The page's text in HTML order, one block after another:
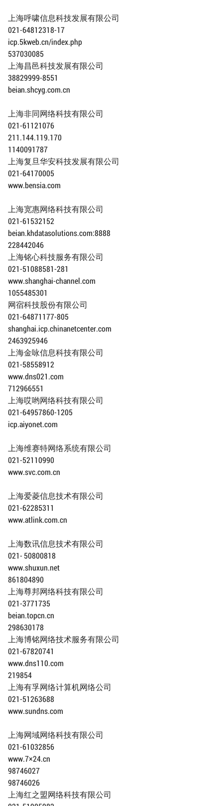
上海呼啸信息科技发展有限公司
021-64812318-17
icp.5kweb.cn/index.php
537030085
上海昌邑科技发展有限公司
38829999-8551
beian.shcyg.com.cn
上海非同网络科技有限公司
021-61121076
211.144.119.170
1140091787
上海复旦华安科技发展有限公司
021-64170005
www.bensia.com
上海宽惠网络科技有限公司
021-61532152
beian.khdatasolutions.com:8888
228442046
上海铭心科技服务有限公司
021-51088581-281
www.shanghai-channel.com
1055485301
网宿科技股份有限公司
021-64871177-805
shanghai.icp.chinanetcenter.com
2463925946
上海金咏信息科技有限公司
021-58558912
www.dns021.com
712966551
上海哎哟网络科技有限公司
021-64957860-1205
icp.aiyonet.com
上海维赛特网络系统有限公司
021-52110990
www.svc.com.cn
上海爱菱信息技术有限公司
021-62285311
www.atlink.com.cn
上海数讯信息技术有限公司
021- 50800818
www.shuxun.net
861804890
上海尊邦网络科技有限公司
021-3771735
beian.topcn.cn
298630178
上海博铭网络技术服务有限公司
021-67820741
www.dns110.com
219854
上海有孚网络计算机网络公司
021-51263688
www.sundns.com
上海网域网络科技有限公司
021-61032856
www.7×24.cn
98746027
98746026
上海红之盟网络科技有限公司